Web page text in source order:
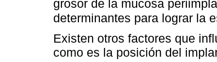
grosor de la mucosa
determinantes para lograr la
Existen otros factores que
como es la posición del